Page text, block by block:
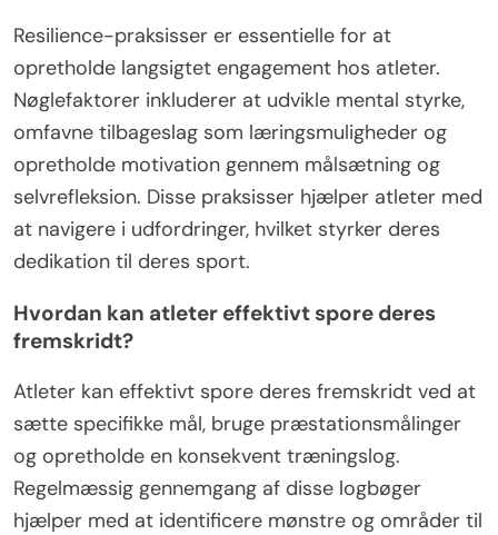
Resilience-praksisser er essentielle for at
opretholde langsigtet engagement hos atleter.
Nøglefaktorer inkluderer at udvikle mental styrke,
omfavne tilbageslag som læringsmuligheder og
opretholde motivation gennem målsætning og
selvrefleksion. Disse praksisser hjælper atleter med
at navigere i udfordringer, hvilket styrker deres
dedikation til deres sport.
Hvordan kan atleter effektivt spore deres
fremskridt?
Atleter kan effektivt spore deres fremskridt ved at
sætte specifikke mål, bruge præstationsmålinger
og opretholde en konsekvent træningslog.
Regelmæssig gennemgang af disse logbøger
hjælper med at identificere mønstre og områder til